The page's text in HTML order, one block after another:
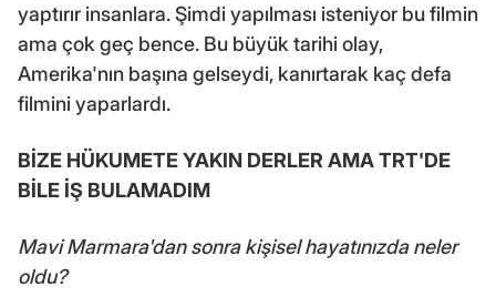
yaptırır insanlara. Şimdi yapılması isteniyor bu filmin
ama çok geç bence. Bu büyük tarihi olay,
Amerika'nın başına gelseydi, kanırtarak kaç defa
filmini yaparlardı.
BİZE HÜKUMETE YAKIN DERLER AMA TRT'DE
BİLE İŞ BULAMADIM
Mavi Marmara'dan sonra kişisel hayatınızda neler
oldu?